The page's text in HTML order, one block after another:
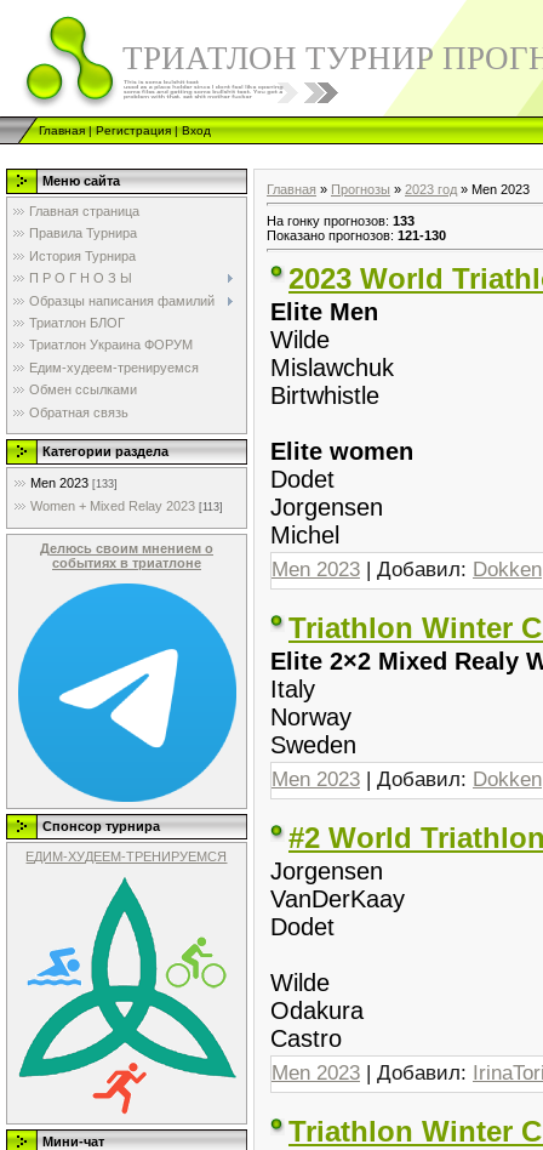
ТРИАТЛОН ТУРНИР
Главная|Регистрация|Вход
Меню сайта
Главная страница
Правила Турнира
История Турнира
П Р О Г Н О З Ы
Образцы написания фамилий
Триатлон БЛОГ
Триатлон Украина ФОРУМ
Едим-худеем-тренируемся
Обмен ссылками
Обратная связь
Категории раздела
Men 2023 [133]
Women + Mixed Relay 2023 [113]
Делюсь своим мнением о
событиях в триатлоне
Спонсор турнира
ЕДИМ-ХУДЕЕМ-ТРЕНИРУЕМСЯ
Мини-чат
Главная » Прогнозы » 2023 год » Men 2023
На гонку прогнозов: 133
Показано прогнозов: 121-130
2023 World
Elite Men
Wilde
Mislawchuk
Birtwhistle
Elite women
Dodet
Jorgensen
Michel
Men 2023 | Добавил: Dokken
Triathlon Winter
Elite 2×2 Mixed Realy
Italy
Norway
Sweden
Men 2023 | Добавил: Dokken
#2 World
Jorgensen
VanDerKaay
Dodet
Wilde
Odakura
Castro
Men 2023 | Добавил:
Triathlon Winter